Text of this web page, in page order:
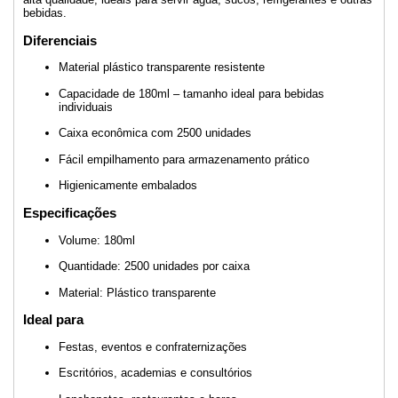
bebidas.
Diferenciais
Material plástico transparente resistente
Capacidade de 180ml – tamanho ideal para bebidas
individuais
Caixa econômica com 2500 unidades
Fácil empilhamento para armazenamento prático
Higienicamente embalados
Especificações
Volume: 180ml
Quantidade: 2500 unidades por caixa
Material: Plástico transparente
Ideal para
Festas, eventos e confraternizações
Escritórios, academias e consultórios